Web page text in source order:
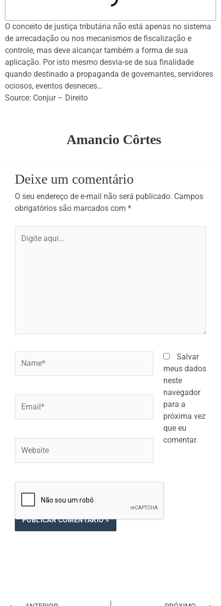
O conceito de justiça tributária não está apenas no sistema
de arrecadação ou nos mecanismos de fiscalização e
controle, mas deve alcançar também a forma de sua
aplicação. Por isto mesmo desvia-se de sua finalidade
quando destinado a propaganda de governantes, servidores
ociosos, eventos desneces…
Source: Conjur – Direito
Amancio Côrtes
Deixe um comentário
O seu endereço de e-mail não será publicado. Campos
obrigatórios são marcados com *
aqui...
Salvar
meus dados
neste
navegador
para a
próxima vez
que eu
comentar.